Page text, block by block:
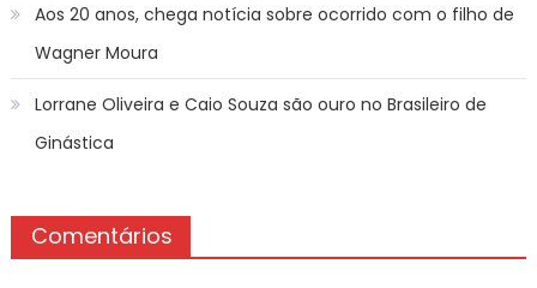
Aos 20 anos, chega notícia sobre ocorrido com o filho de
Wagner Moura
Lorrane Oliveira e Caio Souza são ouro no Brasileiro de
Ginástica
Comentários